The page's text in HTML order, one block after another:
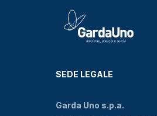
SEDE LEGALE
Garda Uno s.p.a.